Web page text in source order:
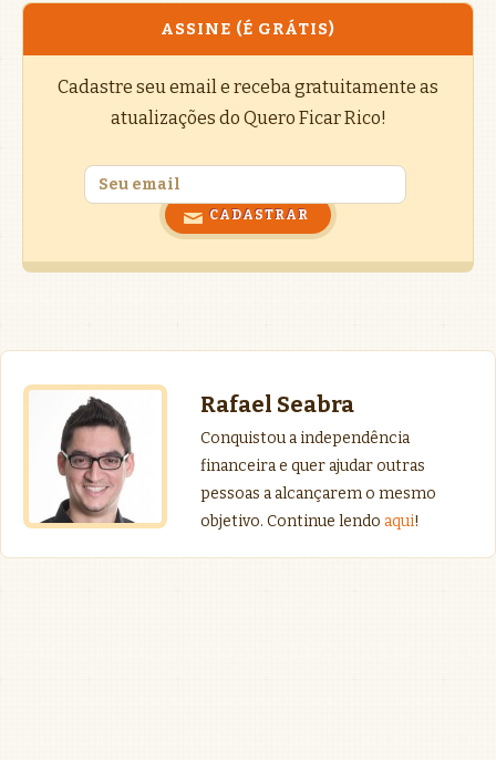
ASSINE (É GRÁTIS)
Cadastre seu email e receba gratuitamente as
atualizações do Quero Ficar Rico!
Rafael Seabra
Conquistou a independência
financeira e quer ajudar outras
pessoas a alcançarem o mesmo
objetivo. Continue lendo aqui!